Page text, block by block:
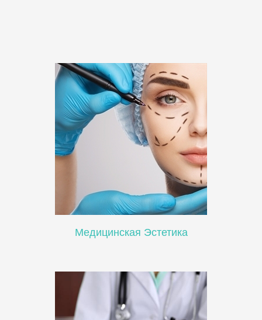
Медицинская Эстетика